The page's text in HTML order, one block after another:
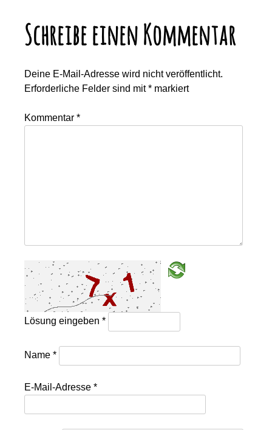
Schreibe einen Kommentar
Deine E-Mail-Adresse wird nicht veröffentlicht.
Erforderliche Felder sind mit* markiert
Kommentar*
Lösung eingeben*
Name*
E-Mail-Adresse*